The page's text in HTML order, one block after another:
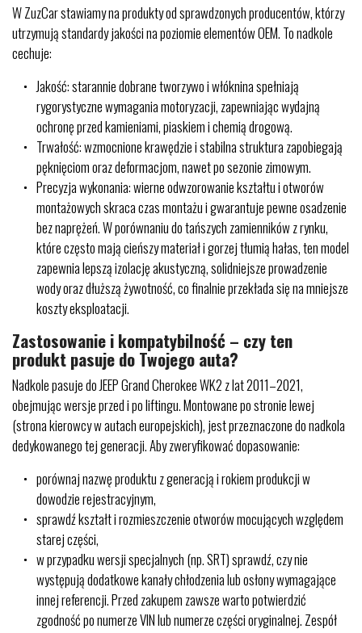
W ZuzCar stawiamy na produkty od sprawdzonych producentów, którzy
utrzymują standardy jakości na poziomie elementów OEM. To nadkole
cechuje:
Jakość: starannie dobrane tworzywo i włóknina spełniają
rygorystyczne wymagania motoryzacji, zapewniając wydajną
ochronę przed kamieniami, piaskiem i chemią drogową.
Trwałość: wzmocnione krawędzie i stabilna struktura zapobiegają
pęknięciom oraz deformacjom, nawet po sezonie zimowym.
Precyzja wykonania: wierne odwzorowanie kształtu i otworów
montażowych skraca czas montażu i gwarantuje pewne osadzenie
bez naprężeń. W porównaniu do tańszych zamienników z rynku,
które często mają cieńszy materiał i gorzej tłumią hałas, ten model
zapewnia lepszą izolację akustyczną, solidniejsze prowadzenie
wody oraz dłuższą żywotność, co finalnie przekłada się na mniejsze
koszty eksploatacji.
Zastosowanie i kompatybilność – czy ten
produkt pasuje do Twojego auta?
Nadkole pasuje do JEEP Grand Cherokee WK2 z lat 2011–2021,
obejmując wersje przed i po liftingu. Montowane po stronie lewej
(strona kierowcy w autach europejskich), jest przeznaczone do nadkola
dedykowanego tej generacji. Aby zweryfikować dopasowanie:
porównaj nazwę produktu z generacją i rokiem produkcji w
dowodzie rejestracyjnym,
sprawdź kształt i rozmieszczenie otworów mocujących względem
starej części,
w przypadku wersji specjalnych (np. SRT) sprawdź, czy nie
występują dodatkowe kanały chłodzenia lub osłony wymagające
innej referencji. Przed zakupem zawsze warto potwierdzić
zgodność po numerze VIN lub numerze części oryginalnej. Zespół